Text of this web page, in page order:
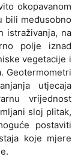
okopavanom
bili međusobno
istraživanja, na
polje iznad
vegetacije i
Geotermometri
utjecaja
vrijednost
sloj plitak,
postaviti
koje mjere